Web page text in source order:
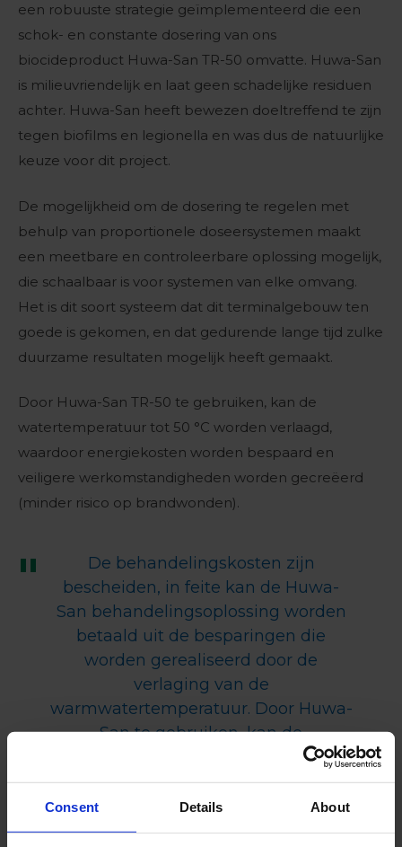
Consent Details About
een robuuste strategie geïmplementeerd die een
schok- en constante dosering van ons
biocideproduct Huwa-San TR-50 omvatte. Huwa-San
is milieuvriendelijk en laat geen schadelijke residuen
achter. Huwa-San heeft bewezen doeltreffend te zijn
tegen biofilms en legionella en was dus de natuurlijke
keuze voor dit project.
De mogelijkheid om de dosering te regelen met
behulp van proportionele doseersystemen maakt
een meetbare en controleerbare oplossing mogelijk,
die schaalbaar is voor systemen van elke omvang.
Het is dit soort systeem dat dit terminalgebouw ten
goede is gekomen, en dat gedurende lange tijd zulke
duurzame resultaten mogelijk heeft gemaakt.
Door Huwa-San TR-50 te gebruiken, kan de
watertemperatuur tot 50 °C worden verlaagd,
waardoor energiekosten worden bespaard en
veiligere werkomstandigheden worden gecreëerd
(minder risico op brandwonden).
De behandelingskosten zijn
bescheiden, in feite kan de Huwa-
San behandelingsoplossing worden
betaald uit de besparingen die
worden gerealiseerd door de
verlaging van de
warmwatertemperatuur. Door Huwa-
San te gebruiken, kan de
watertemperatuur tot 50°C worden
verlaagd, waardoor energie wordt
bespaard en de omstandigheden
veiliger worden.